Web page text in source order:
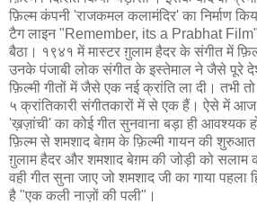
फ़िल्म कंपनी 'राजकमल कलामंदिर' का निर्माण
टैग लाइन "Remember, its a Prabhat Film"
बैठा। १९४१ में मास्टर ग़ुलाम हैदर के संगीत में
उनके पंजाबी लोक संगीत के इस्तेमाल ने जैसे पूरे
फ़िल्मी गीतों में जैसे एक नई क्रांति ला दी। तभी
५ क्रांतिकारी संगीतकारों में से एक हैं। ऐसे में
'ख़ज़ांची' का कोई गीत सुनवाना बड़ा ही आवश्यक
फ़िल्म से शमशाद बेग़म के फ़िल्मी गायन की शुरुआत
ग़ुलाम हैदर और शमशाद बेग़म की जोड़ी को
वही गीत सुना जाए जो शमशाद जी का गाया पहला
है "एक कली नाज़ों की पली"।